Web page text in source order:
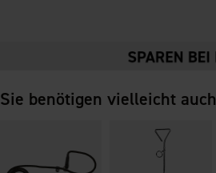
Sie benötigen vielleicht auch